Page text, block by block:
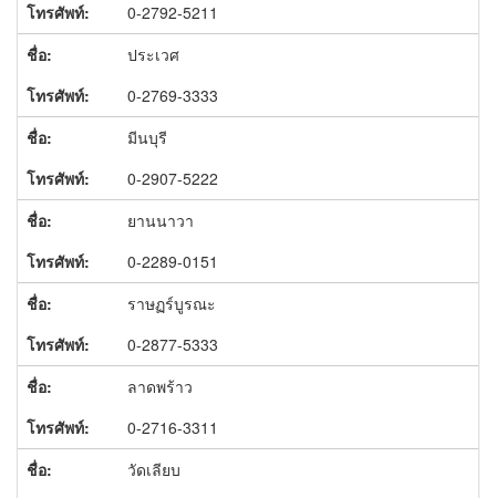
0-2792-5211
ประเวศ
0-2769-3333
มีนบุรี
0-2907-5222
ยานนาวา
0-2289-0151
ราษฏร์บูรณะ
0-2877-5333
ลาดพร้าว
0-2716-3311
วัดเลียบ